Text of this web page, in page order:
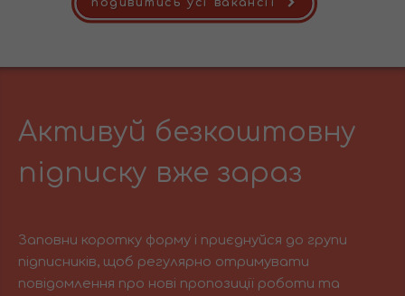
Активуй безкоштовну
підписку вже зараз
Заповни коротку форму і приєднуйся до групи
підписників, щоб регулярно отримувати
повідомлення про нові пропозиції роботи та